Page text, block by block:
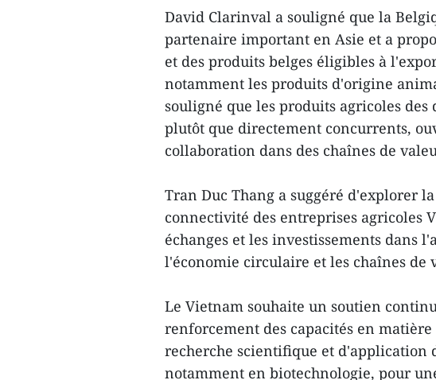
David Clarinval a souligné que la
partenaire important en Asie et a
et des produits belges éligibles à
notamment les produits d'origine
souligné que les produits agricoles
plutôt que directement concurrents,
collaboration dans des chaînes de
Tran Duc Thang a suggéré d'explorer
connectivité des entreprises agricoles
échanges et les investissements dans
l'économie circulaire et les chaînes de
Le Vietnam souhaite un soutien
renforcement des capacités en
recherche scientifique et d'application
notamment en biotechnologie, pour